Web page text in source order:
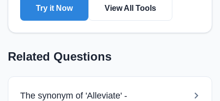
Try it Now View All Tools
Related Questions
The synonym of 'Alleviate' -